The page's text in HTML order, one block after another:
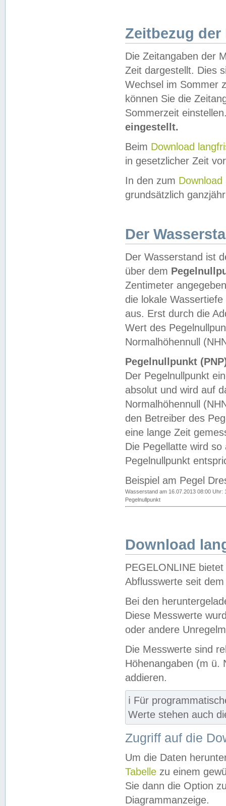
Zeitbezug der
Die Zeitangaben der
Zeit dargestellt. Dies
Wechsel im Sommer
können Sie die
Sommerzeit
eingestellt.
Beim Download
in gesetzlicher Zeit
In den zum Download
grundsätzlich
Der
Der Wasserstand ist
über dem
Zentimeter
die lokale
aus. Erst durch die
Wert des
Normalhöhennull
Pegelnullpunkt
Der Pegelnullpunkt
absolut und wird auf
Normalhöhennull
den Betreiber des
eine lange Zeit
Die Pegellatte wird
Pegelnullpunkt
Beispiel am Pegel
Wasserstand am 16.07.2013 08:00 Uhr:
Pegelnullpunkt
Download
PEGELONLINE
Abflusswerte seit
Bei den
Diese Messwerte
oder andere
Die Messwerte sind
Höhenangaben (m ü.
addieren.
ℹ️ Für
Werte stehen auch
Zugriff auf die
Um die Daten
Tabelle zu einem
Sie dann die Option
Diagrammanzeige.